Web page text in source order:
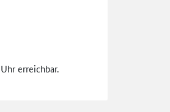
erreichbar.